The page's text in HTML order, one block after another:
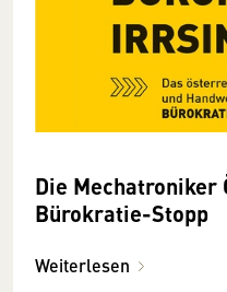
Die
Bürokratie-Stopp
Weiterlesen